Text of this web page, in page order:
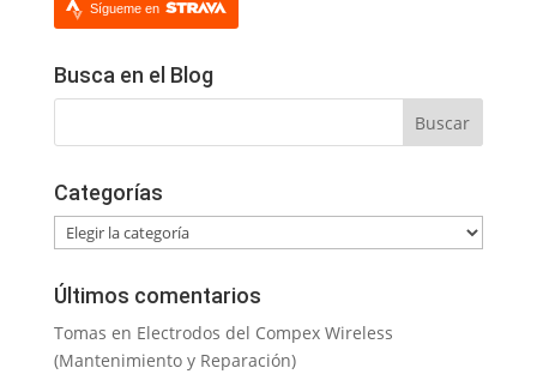
Sígueme en
Busca en el Blog
Categorías
Categorías
Últimos comentarios
Tomas en Electrodos del Compex Wireless
(Mantenimiento y Reparación)